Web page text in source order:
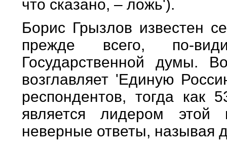
что сказано, – ложь').
Борис Грызлов известен
прежде всего, по-
Государственной думы.
возглавляет 'Единую
респондентов, тогда как
является лидером
неверные ответы, называя